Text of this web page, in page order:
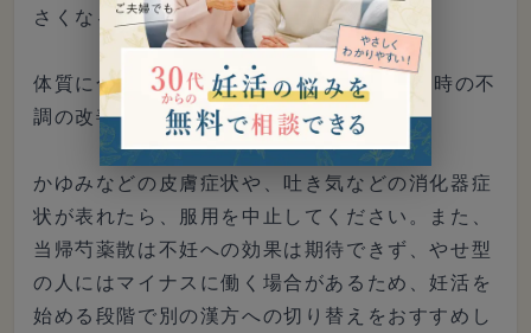
さくなる効果が期待できます。
体質に合えば、2週間から1カ月程度で月経時の不
調の改善を実感できる人が多いです。
かゆみなどの皮膚症状や、吐き気などの消化器症
状が表れたら、服用を中止してください。また、
当帰芍薬散は不妊への効果は期待できず、やせ型
の人にはマイナスに働く場合があるため、妊活を
始める段階で別の漢方への切り替えをおすすめし